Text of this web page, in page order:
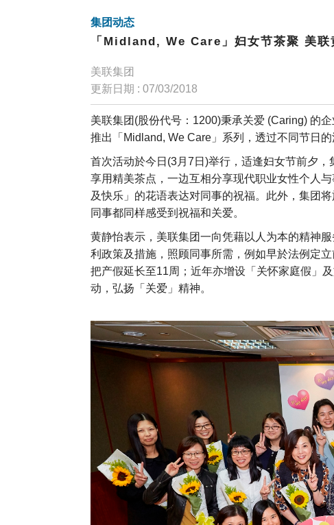
集团动态
「Midland, We Care」妇女节茶聚 美联
美联集团
更新日期 : 07/03/2018
美联集团(股份代号：1200)秉承关爱 (Caring) 的
推出「Midland, We Care」系列，透过不同节日的
首次活动於今日(3月7日)举行，适逢妇女节前夕
享用精美茶点，一边互相分享现代职业女性个人
及快乐」的花语表达对同事的祝福。此外，集团
同事都同样感受到祝福和关爱。
黄静怡表示，美联集团一向凭藉以人为本的精神
利政策及措施，照顾同事所需，例如早於法例定
把产假延长至11周；近年亦增设「关怀家庭假」
动，弘扬「关爱」精神。